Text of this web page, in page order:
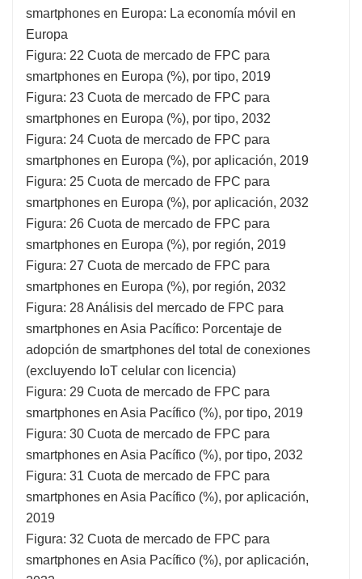
smartphones en Europa: La economía móvil en
Europa
Figura: 22 Cuota de mercado de FPC para
smartphones en Europa (%), por tipo, 2019
Figura: 23 Cuota de mercado de FPC para
smartphones en Europa (%), por tipo, 2032
Figura: 24 Cuota de mercado de FPC para
smartphones en Europa (%), por aplicación, 2019
Figura: 25 Cuota de mercado de FPC para
smartphones en Europa (%), por aplicación, 2032
Figura: 26 Cuota de mercado de FPC para
smartphones en Europa (%), por región, 2019
Figura: 27 Cuota de mercado de FPC para
smartphones en Europa (%), por región, 2032
Figura: 28 Análisis del mercado de FPC para
smartphones en Asia Pacífico: Porcentaje de
adopción de smartphones del total de conexiones
(excluyendo IoT celular con licencia)
Figura: 29 Cuota de mercado de FPC para
smartphones en Asia Pacífico (%), por tipo, 2019
Figura: 30 Cuota de mercado de FPC para
smartphones en Asia Pacífico (%), por tipo, 2032
Figura: 31 Cuota de mercado de FPC para
smartphones en Asia Pacífico (%), por aplicación,
2019
Figura: 32 Cuota de mercado de FPC para
smartphones en Asia Pacífico (%), por aplicación,